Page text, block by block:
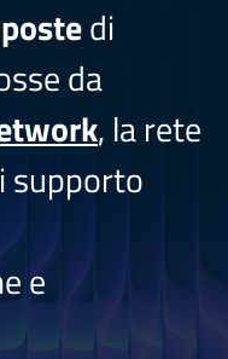
di
da
, la rete
supporto
e